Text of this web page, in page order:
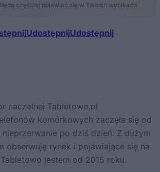
częściej pojawiać się w Twoich wynikach
UdostępnijUdostępnij
naczelnej Tabletowo.pl
komórkowych zaczęła się od
po dziś dzień. Z dużym
obserwuję rynek i pojawiające się na
jestem od 2015 roku.